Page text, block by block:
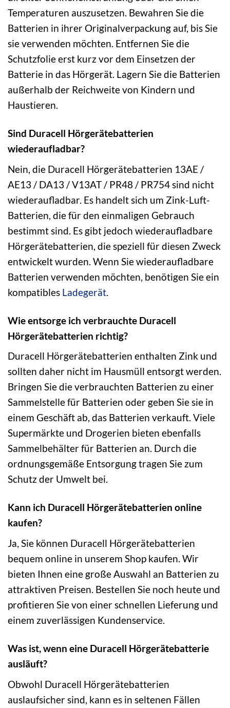
Temperaturen auszusetzen. Bewahren Sie die
Batterien in ihrer Originalverpackung auf, bis Sie
sie verwenden möchten. Entfernen Sie die
Schutzfolie erst kurz vor dem Einsetzen der
Batterie in das Hörgerät. Lagern Sie die Batterien
außerhalb der Reichweite von Kindern und
Haustieren.
Sind Duracell Hörgerätebatterien
wiederaufladbar?
Nein, die Duracell Hörgerätebatterien 13AE /
AE13 / DA13 / V13AT / PR48 / PR754 sind nicht
wiederaufladbar. Es handelt sich um Zink-Luft-
Batterien, die für den einmaligen Gebrauch
bestimmt sind. Es gibt jedoch wiederaufladbare
Hörgerätebatterien, die speziell für diesen Zweck
entwickelt wurden. Wenn Sie wiederaufladbare
Batterien verwenden möchten, benötigen Sie ein
kompatibles Ladegerät.
Wie entsorge ich verbrauchte Duracell
Hörgerätebatterien richtig?
Duracell Hörgerätebatterien enthalten Zink und
sollten daher nicht im Hausmüll entsorgt werden.
Bringen Sie die verbrauchten Batterien zu einer
Sammelstelle für Batterien oder geben Sie sie in
einem Geschäft ab, das Batterien verkauft. Viele
Supermärkte und Drogerien bieten ebenfalls
Sammelbehälter für Batterien an. Durch die
ordnungsgemäße Entsorgung tragen Sie zum
Schutz der Umwelt bei.
Kann ich Duracell Hörgerätebatterien online
kaufen?
Ja, Sie können Duracell Hörgerätebatterien
bequem online in unserem Shop kaufen. Wir
bieten Ihnen eine große Auswahl an Batterien zu
attraktiven Preisen. Bestellen Sie noch heute und
profitieren Sie von einer schnellen Lieferung und
einem zuverlässigen Kundenservice.
Was ist, wenn eine Duracell Hörgerätebatterie
ausläuft?
Obwohl Duracell Hörgerätebatterien
auslaufsicher sind, kann es in seltenen Fällen